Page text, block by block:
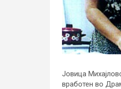
Јовица
вработен во